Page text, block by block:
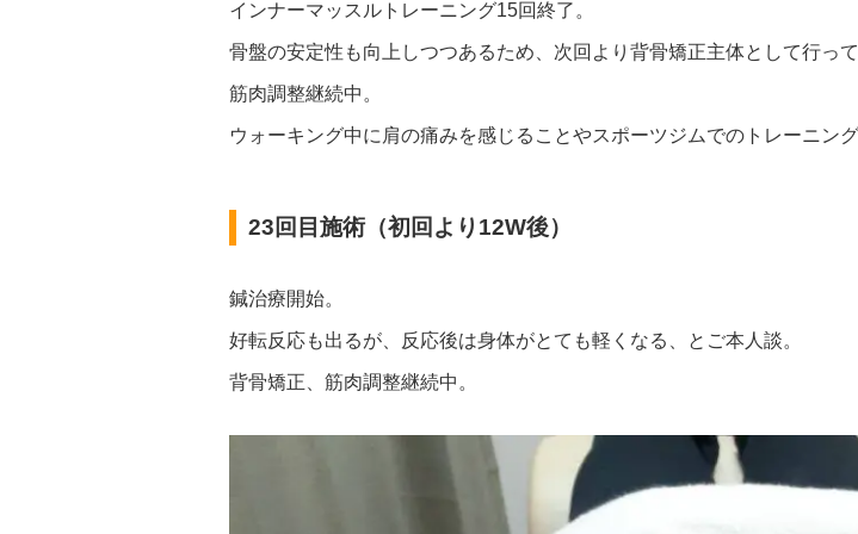
インナーマッスルトレーニング15回終了。
骨盤の安定性も向上しつつあるため、次回より背骨矯正主体として行って
筋肉調整継続中。
ウォーキング中に肩の痛みを感じることやスポーツジムでのトレーニン
23回目施術（初回より12W後）
鍼治療開始。
好転反応も出るが、反応後は身体がとても軽くなる、とご本人談。
背骨矯正、筋肉調整継続中。